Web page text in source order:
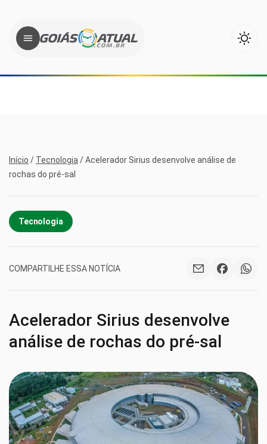
Início / Tecnologia /Acelerador Sirius desenvolve análise de
rochas do pré-sal
Tecnologia
COMPARTILHE ESSA NOTÍCIA
Acelerador Sirius desenvolve
análise de rochas do pré-sal